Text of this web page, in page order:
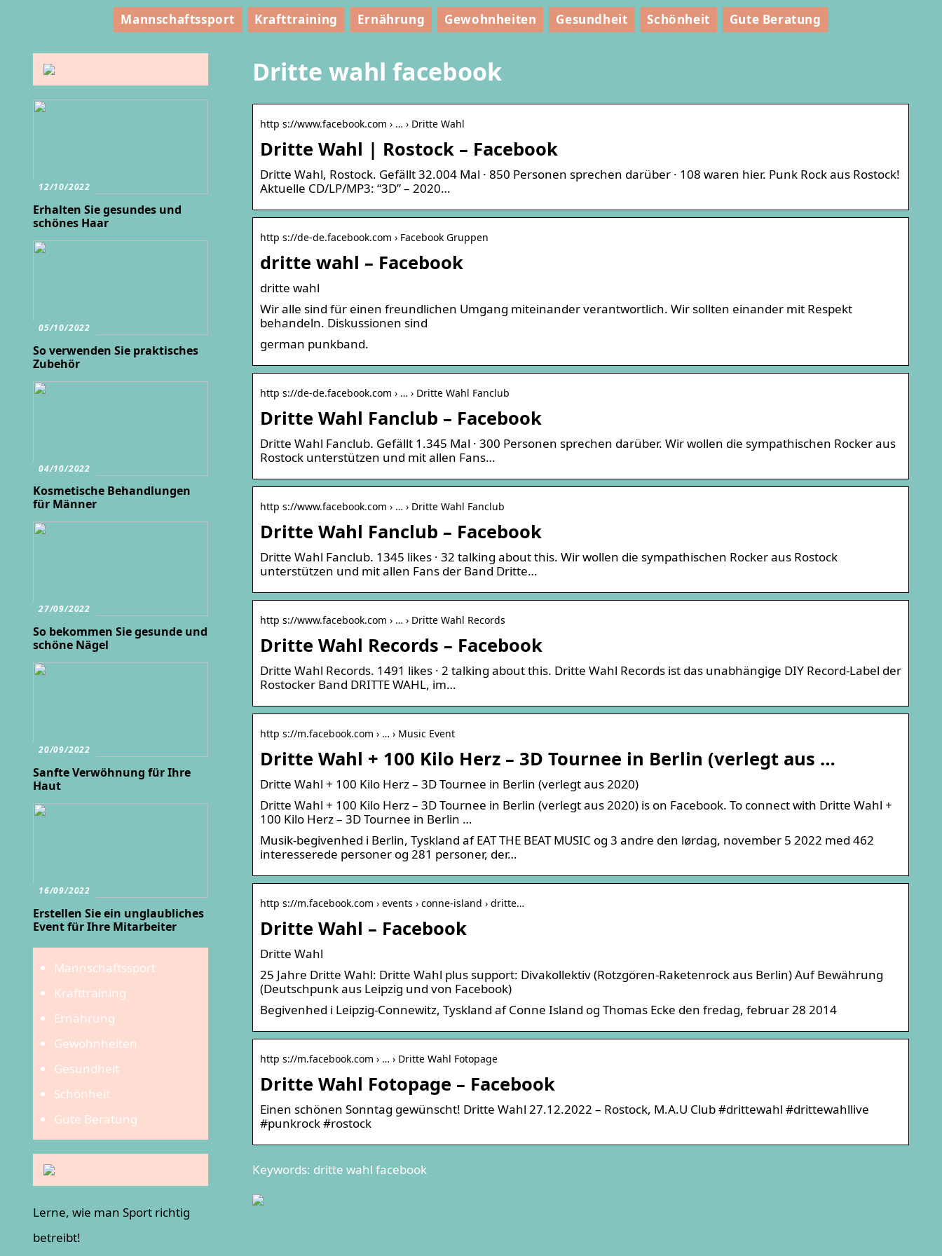
Mannschaftssport Krafttraining Ernährung Gewohnheiten Gesundheit Schönheit Gute Beratung
Dritte wahl facebook
http s://www.facebook.com › … › Dritte Wahl
Dritte Wahl | Rostock – Facebook
Dritte Wahl, Rostock. Gefällt 32.004 Mal · 850 Personen sprechen darüber · 108 waren hier. Punk Rock aus Rostock!
Aktuelle CD/LP/MP3: “3D” – 2020…
http s://de-de.facebook.com › Facebook Gruppen
dritte wahl – Facebook
dritte wahl
Wir alle sind für einen freundlichen Umgang miteinander verantwortlich. Wir sollten einander mit Respekt
behandeln. Diskussionen sind
german punkband.
http s://de-de.facebook.com › … › Dritte Wahl Fanclub
Dritte Wahl Fanclub – Facebook
Dritte Wahl Fanclub. Gefällt 1.345 Mal · 300 Personen sprechen darüber. Wir wollen die sympathischen Rocker aus
Rostock unterstützen und mit allen Fans…
http s://www.facebook.com › … › Dritte Wahl Fanclub
Dritte Wahl Fanclub – Facebook
Dritte Wahl Fanclub. 1345 likes · 32 talking about this. Wir wollen die sympathischen Rocker aus Rostock
unterstützen und mit allen Fans der Band Dritte…
http s://www.facebook.com › … › Dritte Wahl Records
Dritte Wahl Records – Facebook
Dritte Wahl Records. 1491 likes · 2 talking about this. Dritte Wahl Records ist das unabhängige DIY Record-Label der
Rostocker Band DRITTE WAHL, im…
http s://m.facebook.com › … › Music Event
Dritte Wahl + 100 Kilo Herz – 3D Tournee in Berlin (verlegt aus …
Dritte Wahl + 100 Kilo Herz – 3D Tournee in Berlin (verlegt aus 2020)
Dritte Wahl + 100 Kilo Herz – 3D Tournee in Berlin (verlegt aus 2020) is on Facebook. To connect with Dritte Wahl +
100 Kilo Herz – 3D Tournee in Berlin …
Musik-begivenhed i Berlin, Tyskland af EAT THE BEAT MUSIC og 3 andre den lørdag, november 5 2022 med 462
interesserede personer og 281 personer, der…
http s://m.facebook.com › events › conne-island › dritte…
Dritte Wahl – Facebook
Dritte Wahl
25 Jahre Dritte Wahl: Dritte Wahl plus support: Divakollektiv (Rotzgören-Raketenrock aus Berlin) Auf Bewährung
(Deutschpunk aus Leipzig und von Facebook)
Begivenhed i Leipzig-Connewitz, Tyskland af Conne Island og Thomas Ecke den fredag, februar 28 2014
http s://m.facebook.com › … › Dritte Wahl Fotopage
Dritte Wahl Fotopage – Facebook
Einen schönen Sonntag gewünscht! Dritte Wahl 27.12.2022 – Rostock, M.A.U Club #drittewahl #drittewahllive
#punkrock #rostock
Keywords: dritte wahl facebook
12/10/2022
Erhalten Sie gesundes und
schönes Haar
05/10/2022
So verwenden Sie praktisches
Zubehör
04/10/2022
Kosmetische Behandlungen
für Männer
27/09/2022
So bekommen Sie gesunde und
schöne Nägel
20/09/2022
Sanfte Verwöhnung für Ihre
Haut
16/09/2022
Erstellen Sie ein unglaubliches
Event für Ihre Mitarbeiter
Mannschaftssport
Krafttraining
Ernährung
Gewohnheiten
Gesundheit
Schönheit
Gute Beratung
Lerne, wie man Sport richtig
betreibt!